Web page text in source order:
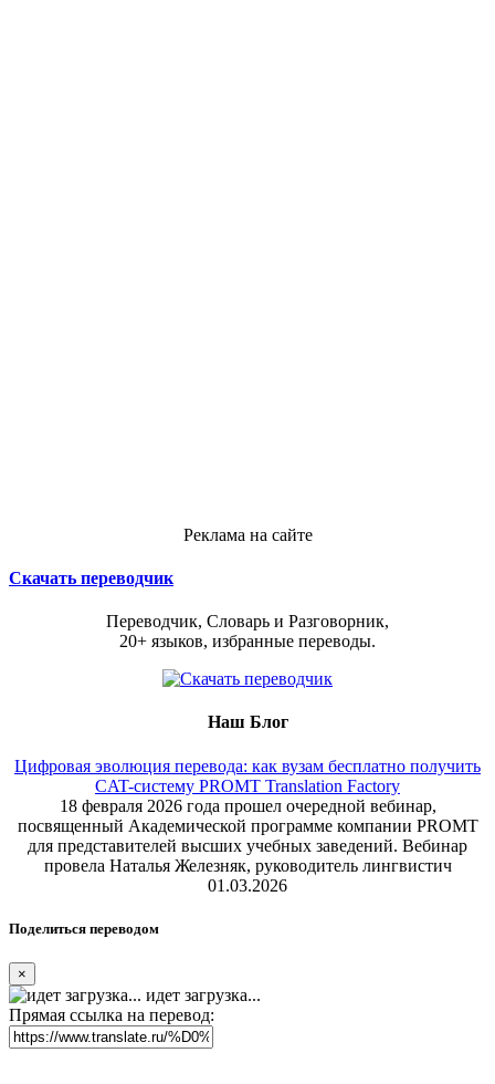
Реклама на сайте
Скачать переводчик
Переводчик, Словарь и Разговорник,
20+ языков, избранные переводы.
Наш Блог
Цифровая эволюция перевода: как вузам бесплатно получить
CAT-систему PROMT Translation Factory
18 февраля 2026 года прошел очередной вебинар,
посвященный Академической программе компании PROMT
для представителей высших учебных заведений. Вебинар
провела Наталья Железняк, руководитель лингвистич
01.03.2026
Поделиться переводом
×
идет загрузка...
Прямая ссылка на перевод: